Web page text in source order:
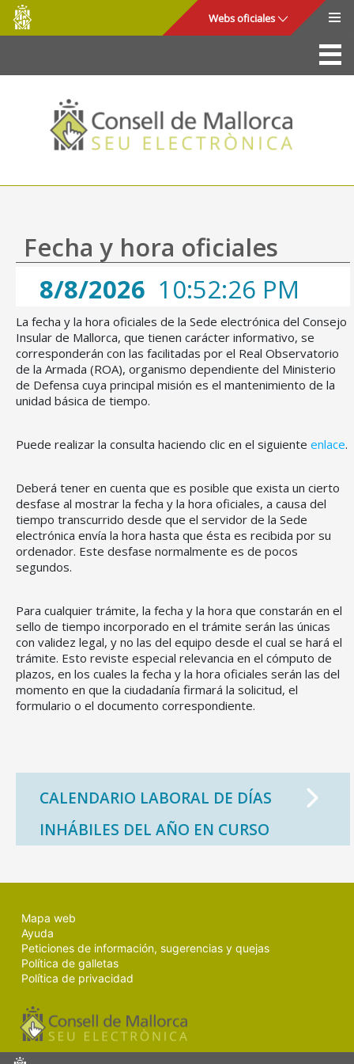
Saltar al contenido principal
CONSELL DE MALLORCA
SEDE ELECTRÓNICA
Consell
de
Mallorca
Webs oficiales
La Sede
Consejo de Mallorca
Acceso y seguridad
Utilidades
Mapa web
Ayuda
Fecha y hora oficiales
8/8/2026 10:52:26 PM
La fecha y la hora oficiales de la Sede electrónica del Consejo
Insular de Mallorca, que tienen carácter informativo, se
corresponderán con las facilitadas por el Real Observatorio
de la Armada (ROA), organismo dependiente del Ministerio
de Defensa cuya principal misión es el mantenimiento de la
unidad básica de tiempo.
Puede realizar la consulta haciendo clic en el siguiente enlace.
Deberá tener en cuenta que es posible que exista un cierto
desfase al mostrar la fecha y la hora oficiales, a causa del
tiempo transcurrido desde que el servidor de la Sede
electrónica envía la hora hasta que ésta es recibida por su
ordenador. Este desfase normalmente es de pocos
segundos.
Para cualquier trámite, la fecha y la hora que constarán en el
sello de tiempo incorporado en el trámite serán las únicas
con validez legal, y no las del equipo desde el cual se hará el
trámite. Esto reviste especial relevancia en el cómputo de
plazos, en los cuales la fecha y la hora oficiales serán las del
momento en que la ciudadanía firmará la solicitud, el
formulario o el documento correspondiente.
CALENDARIO LABORAL DE DÍAS
INHÁBILES DEL AÑO EN CURSO
Mapa web
Ayuda
Peticiones de información, sugerencias y quejas
Política de galletas
Política de privacidad